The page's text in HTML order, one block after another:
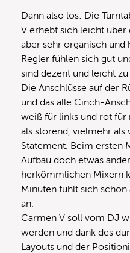
Dann also los: Die
V erhebt sich leicht über
aber sehr organisch
Regler fühlen sich gut
sind dezent und leicht
Die Anschlüsse auf der
und das alle Cinch-
weiß für links und rot
als störend, vielmehr als
Statement. Beim ersten
Aufbau doch etwas
herkömmlichen Mixern
Minuten fühlt sich
an.
Carmen V soll vom DJ
werden und dank des
Layouts und der